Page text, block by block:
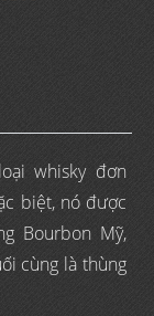
whisky đơn
biệt, nó được
Bourbon Mỹ,
cùng là thùng